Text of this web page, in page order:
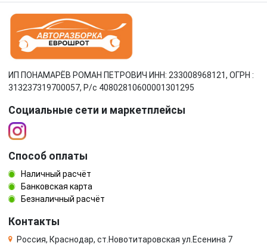
ИП ПОНАМАРЁВ РОМАН ПЕТРОВИЧ ИНН: 233008968121, ОГРН :
313237319700057, Р/c 40802810600001301295
Социальные сети и маркетплейсы
Способ оплаты
Наличный расчёт
Банковская карта
Безналичный расчёт
Контакты
Россия, Краснодар, ст.Новотитаровская ул.Есенина 7